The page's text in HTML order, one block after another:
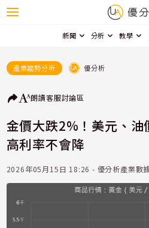
新聞 分析 教學
產業趨勢分析 優分析
朗讀客服討論區
金價大跌2%！美元、油
高利率不會降
2026年05月15日 18:26 - 優分析產業數